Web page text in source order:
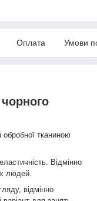
Оплата Умови
обробної тканиною
Відмінно
людей.
відмінно